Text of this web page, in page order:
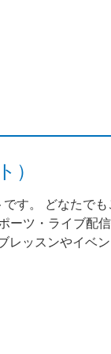
）
す。 どなたで
ツ・ライブ配
レッスンやイベ